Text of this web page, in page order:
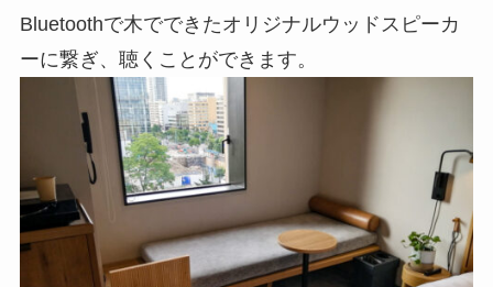
Bluetoothで木でできたオリジナルウッドスピーカ
ーに繋ぎ、聴くことができます。